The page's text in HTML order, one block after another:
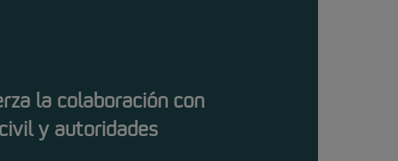
la colaboración con
y autoridades